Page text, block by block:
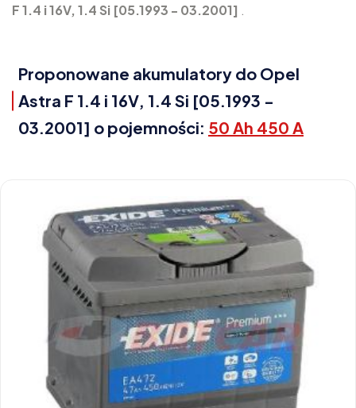
F 1.4 i 16V, 1.4 Si [05.1993 - 03.2001] .
Proponowane akumulatory do Opel
Astra F 1.4 i 16V, 1.4 Si [05.1993 -
03.2001] o pojemności: 50 Ah 450 A